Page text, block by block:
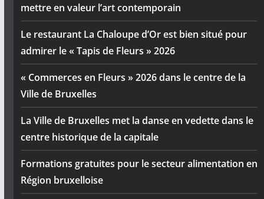
mettre en valeur l’art contemporain
Le restaurant La Chaloupe d’Or est bien situé pour
admirer le « Tapis de Fleurs » 2026
« Commerces en Fleurs » 2026 dans le centre de la
Ville de Bruxelles
La Ville de Bruxelles met la danse en vedette dans le
centre historique de la capitale
Formations gratuites pour le secteur alimentation en
Région bruxelloise